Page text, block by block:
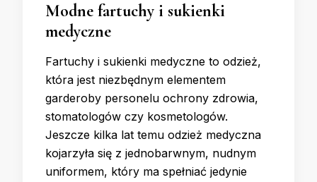
Modne fartuchy i sukienki
medyczne
Fartuchy i sukienki medyczne to odzież,
która jest niezbędnym elementem
garderoby personelu ochrony zdrowia,
stomatologów czy kosmetologów.
Jeszcze kilka lat temu odzież medyczna
kojarzyła się z jednobarwnym, nudnym
uniformem, który ma spełniać jedynie